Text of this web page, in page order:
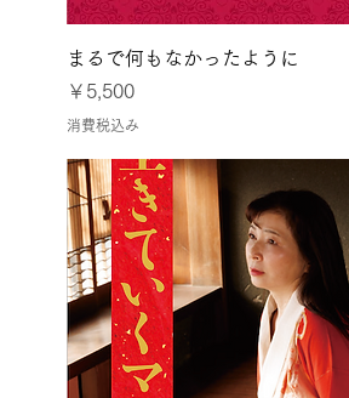
まるで何もなかったように
価格
￥5,500
消費税込み